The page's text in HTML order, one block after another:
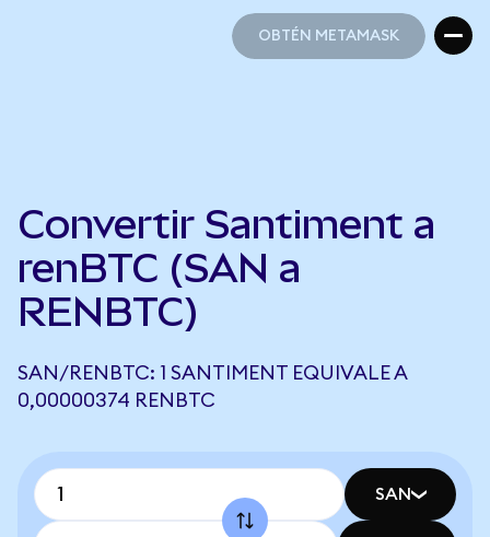
OBTÉN METAMASK
Convertir Santiment a
renBTC (SAN a
RENBTC)
SAN/RENBTC: 1 SANTIMENT EQUIVALE A
0,00000374 RENBTC
SAN